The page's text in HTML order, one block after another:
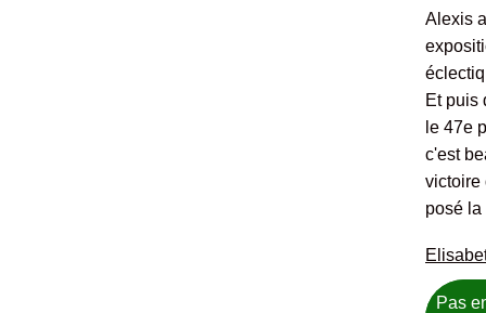
Alexis
Et puis
le 47e
c'est
victoire
posé la
Pas